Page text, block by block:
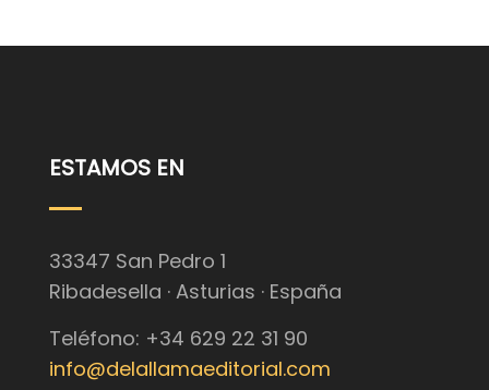
ESTAMOS EN
33347 San Pedro 1
Ribadesella · Asturias · España
Teléfono: +34 629 22 31 90
info@delallamaeditorial.com